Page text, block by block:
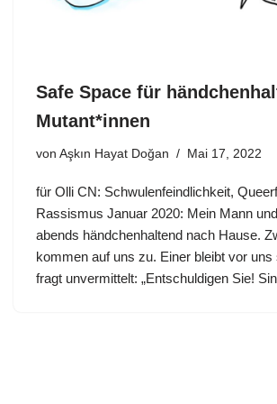
Safe Space für
Mutant*innen
von Aşkın Hayat Doğan Mai 17, 2022
für Olli CN: Schwulenfeindlichkeit,
Rassismus Januar 2020: Mein Mann
abends händchenhaltend nach Hause.
kommen auf uns zu. Einer bleibt vor uns
fragt unvermittelt: „Entschuldigen Sie!